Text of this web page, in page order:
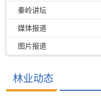
秦岭讲坛
媒体报道
图片报道
林业动态